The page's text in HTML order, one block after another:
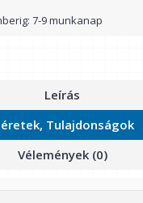
7-9 munkanap
Leírás
Tulajdonságok
Vélemények (0)